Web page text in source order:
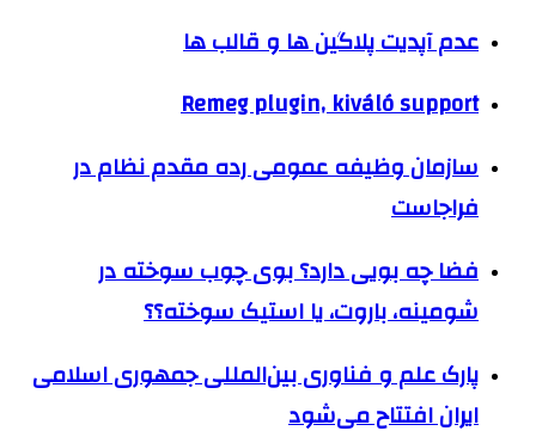
عدم آپدیت پلاگین ها و قالب ها
Remeg plugin, kiváló support
سازمان وظیفه عمومی رده مقدم نظام در
فراجاست
فضا چه بویی دارد؟ بوی چوب سوخته در
شومینه، باروت، یا استیک سوخته؟؟
پارک علم و فناوری بین‌المللی جمهوری اسلامی
ایران افتتاح می‌شود